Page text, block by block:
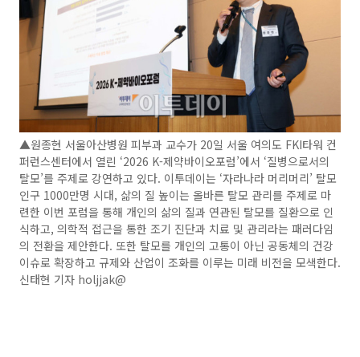
▲원종현 서울아산병원 피부과 교수가 20일 서울 여의도 FKI타워 컨
퍼런스센터에서 열린 ‘2026 K-제약바이오포럼’에서 ‘질병으로서의
탈모’를 주제로 강연하고 있다. 이투데이는 ‘자라나라 머리머리’ 탈모
인구 1000만명 시대, 삶의 질 높이는 올바른 탈모 관리를 주제로 마
련한 이번 포럼을 통해 개인의 삶의 질과 연관된 탈모를 질환으로 인
식하고, 의학적 접근을 통한 조기 진단과 치료 및 관리라는 패러다임
의 전환을 제안한다. 또한 탈모를 개인의 고통이 아닌 공동체의 건강
이슈로 확장하고 규제와 산업이 조화를 이루는 미래 비전을 모색한다.
신태현 기자 holjjak@